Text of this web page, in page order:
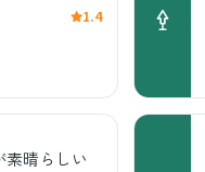
1.4
素晴らしい